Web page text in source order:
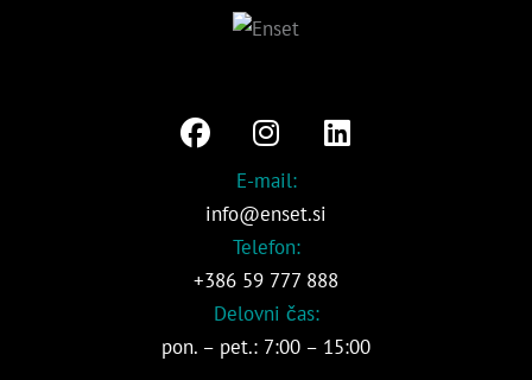
F
a
e
o
o
I
n
s
t
a
g
r
a
m
L
i
d
i
E-mail:
info@enset.si
Telefon:
+386 59 777 888
Delovni čas:
pon. – pet.: 7:00 – 15:00